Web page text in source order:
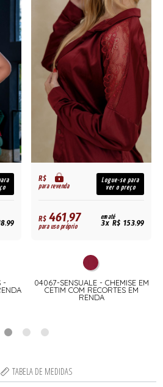
-
R$
para revenda
Logue-se para
ver o preço
R$461,97
para uso próprio
em até
3x R$ 153,99
04067-SENSUALE - CHEMISE EM
CETIM COM RECORTES EM
RENDA
TABELA DE MEDIDAS